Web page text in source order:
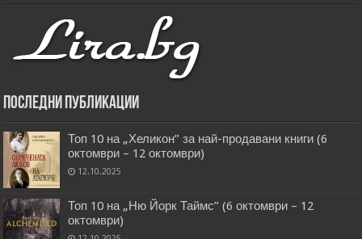
Последни публикации
Топ 10 на „Хеликон” за най-продавани книги (6
октомври – 12 октомври)
12.10.2025
Топ 10 на „Ню Йорк Таймс” (6 октомври – 12
октомври)